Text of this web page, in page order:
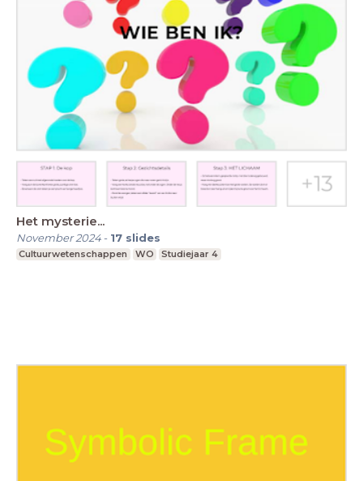
Het mysterie...
November 2024- 17 slides
Cultuurwetenschappen WO Studiejaar 4